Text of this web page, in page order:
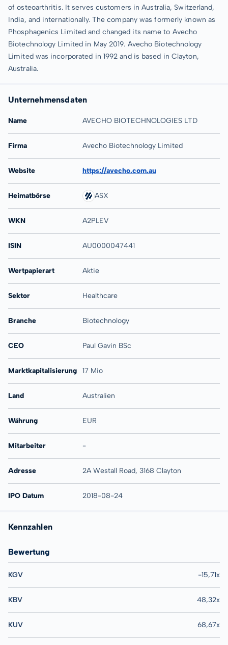
of osteoarthritis. It serves customers in Australia, Switzerland,
India, and internationally. The company was formerly known as
Phosphagenics Limited and changed its name to Avecho
Biotechnology Limited in May 2019. Avecho Biotechnology
Limited was incorporated in 1992 and is based in Clayton,
Australia.
Unternehmensdaten
Name AVECHO BIOTECHNOLOGIES LTD
Firma Avecho Biotechnology Limited
Website https://avecho.com.au
Heimatbörse ASX
WKN A2PLEV
ISIN AU0000047441
Wertpapierart Aktie
Sektor Healthcare
Branche Biotechnology
CEO Paul Gavin BSc
Marktkapitalisierung 17 Mio
Land Australien
Währung EUR
Mitarbeiter -
Adresse 2A Westall Road, 3168 Clayton
IPO Datum 2018-08-24
Kennzahlen
Bewertung
KGV -15,71x
KBV 48,32x
KUV 68,67x